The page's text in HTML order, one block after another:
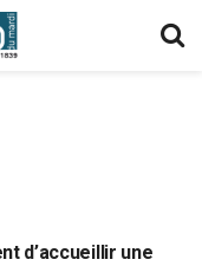
d’accueillir une